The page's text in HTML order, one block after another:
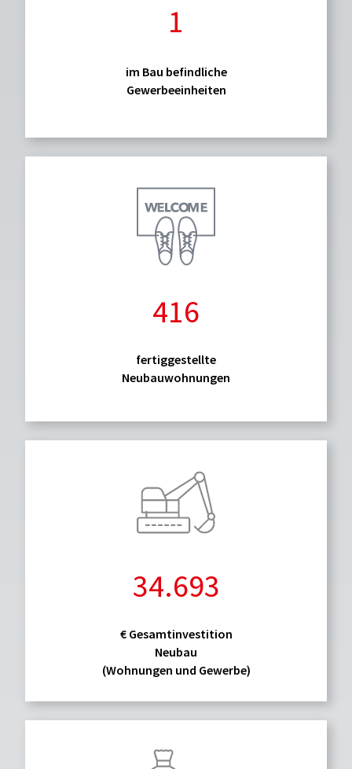
1
im Bau befindliche
Gewerbeeinheiten
416
fertiggestellte
Neubauwohnungen
34.693
€ Gesamtinvestition
Neubau
(Wohnungen und Gewerbe)